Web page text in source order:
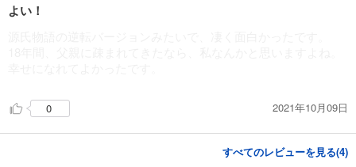
よい！
0 2021年10月09日
すべてのレビューを見る(4)